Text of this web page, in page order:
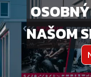
NAŠOM